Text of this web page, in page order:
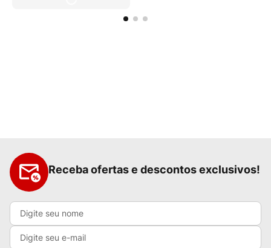
Receba ofertas e descontos exclusivos!